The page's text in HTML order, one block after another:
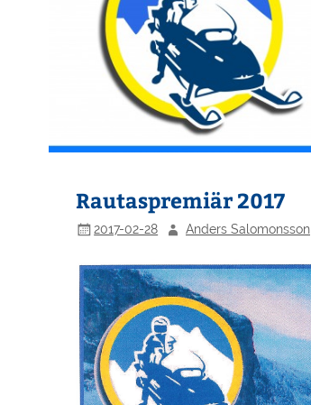
Rautaspremiär 2017
2017-02-28 Anders Salomonsson